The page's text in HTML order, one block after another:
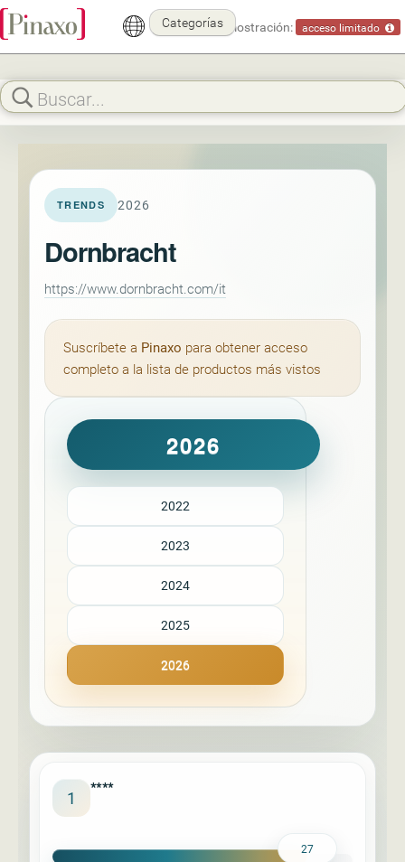
Modo demostración: acceso limitado
Categorías
TRENDS 2026
Dornbracht
https://www.dornbracht.com/it
Suscríbete a Pinaxo para obtener acceso
completo a la lista de productos más vistos
2026
2022
2023
2024
2025
2026
1 ****
27